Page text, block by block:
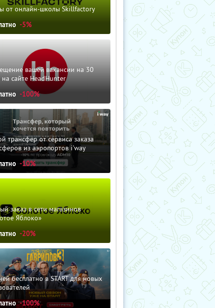
от онлайн-школы Skillfactory
-5%
вашей вакансии на 30
сайте HeadHunter
-100%
трансфер от сервиса заказа
из аэропортов i'way
-10%
заказ в сети магазинов
Яблоко»
-20%
бесплатно в START для новых
-100%